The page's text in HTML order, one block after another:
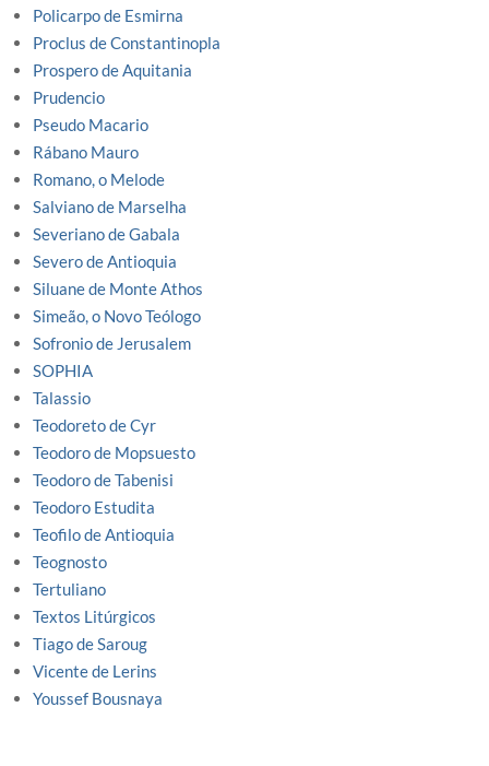
Policarpo de Esmirna
Proclus de Constantinopla
Prospero de Aquitania
Prudencio
Pseudo Macario
Rábano Mauro
Romano, o Melode
Salviano de Marselha
Severiano de Gabala
Severo de Antioquia
Siluane de Monte Athos
Simeão, o Novo Teólogo
Sofronio de Jerusalem
SOPHIA
Talassio
Teodoreto de Cyr
Teodoro de Mopsuesto
Teodoro de Tabenisi
Teodoro Estudita
Teofilo de Antioquia
Teognosto
Tertuliano
Textos Litúrgicos
Tiago de Saroug
Vicente de Lerins
Youssef Bousnaya